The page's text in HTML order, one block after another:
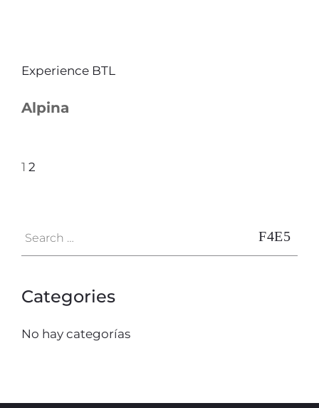
Experience BTL
Alpina
1 2
Categories
No hay categorías